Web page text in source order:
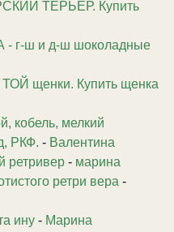
ТЕРЬЕР. Купить
г-ш и д-ш шоколадные
щенки. Купить щенка
кобель, мелкий
РКФ. - Валентина
ретривер - марина
ретри вера -
ину - Марина